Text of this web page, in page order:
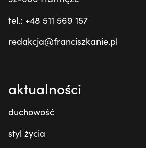
tel.: +48 511 569 157
redakcja@franciszkanie.pl
aktualności
duchowość
styl życia